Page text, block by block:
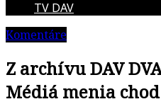
kultúrno-
politická
revue
TV DAV
Komentáre
Z archívu DAV
Médiá menia